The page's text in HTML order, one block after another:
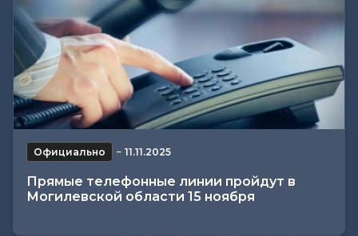
Официально − 11.11.2025
Прямые телефонные линии пройдут в
Могилевской области 15 ноября